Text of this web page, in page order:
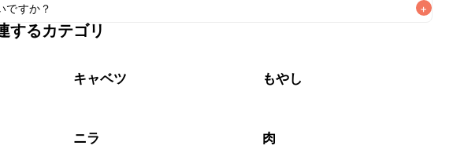
ですか？ +
来たてをお召し上がりいただくことをおすすめします。
するカテゴリ
キャベツ もやし
ニラ 肉